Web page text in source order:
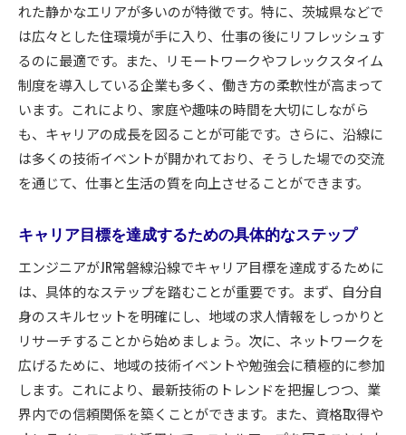
地域企業とのネットワークを広げる戦略
沿線での仕事と生活のバランスを取るコツ
エンジニアの転職が成功する理由はJR常磐線快速に
あり
スムーズな転職を助ける通勤環境
エンジニア向けの求人市場を理解する
常磐線を活用した柔軟な働き方
求職中に活かせる沿線のリソース
成功する転職のためのマインドセット
常磐線快速の沿線で広がるエンジニアの可能性とネ
ットワーク環境
地域イベントでのネットワーク構築
エンジニアコミュニティへの参加方法
常磐線沿線でのプロジェクトチーム形成
れた静かなエリアが多いのが特徴です。特に、茨城県などで
は広々とした住環境が手に入り、仕事の後にリフレッシュす
るのに最適です。また、リモートワークやフレックスタイム
制度を導入している企業も多く、働き方の柔軟性が高まって
います。これにより、家庭や趣味の時間を大切にしながら
も、キャリアの成長を図ることが可能です。さらに、沿線に
は多くの技術イベントが開かれており、そうした場での交流
を通じて、仕事と生活の質を向上させることができます。
キャリア目標を達成するための具体的なステップ
エンジニアがJR常磐線沿線でキャリア目標を達成するために
は、具体的なステップを踏むことが重要です。まず、自分自
身のスキルセットを明確にし、地域の求人情報をしっかりと
リサーチすることから始めましょう。次に、ネットワークを
広げるために、地域の技術イベントや勉強会に積極的に参加
します。これにより、最新技術のトレンドを把握しつつ、業
界内での信頼関係を築くことができます。また、資格取得や